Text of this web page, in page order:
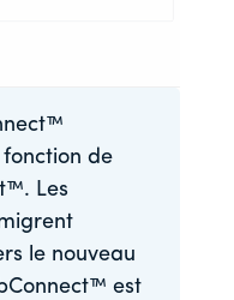
de
Les
le nouveau
est